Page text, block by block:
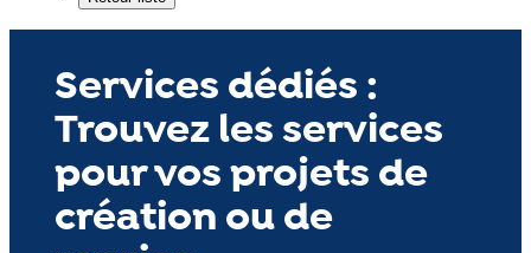
Services dédiés :
Trouvez les services
pour vos projets de
création ou de